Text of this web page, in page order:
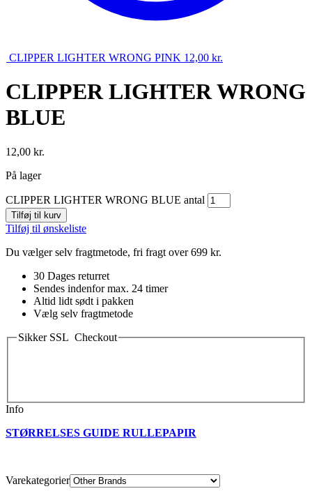
CLIPPER LIGHTER WRONG PINK 12,00 kr.
CLIPPER LIGHTER WRONG
BLUE
12,00 kr.
På lager
CLIPPER LIGHTER WRONG BLUE antal
Tilføj til kurv
Tilføj til ønskeliste
Du vælger selv fragtmetode, fri fragt over 699 kr.
30 Dages returret
Sendes indenfor max. 24 timer
Altid lidt sødt i pakken
Vælg selv fragtmetode
Sikker SSL Checkout
Info
STØRRELSES GUIDE RULLEPAPIR
Varekategorier